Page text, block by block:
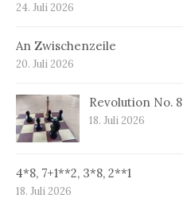
24. Juli 2026
An Zwischenzeile
20. Juli 2026
Revolution No. 8
18. Juli 2026
4*8, 7+1**2, 3*8, 2**1
18. Juli 2026